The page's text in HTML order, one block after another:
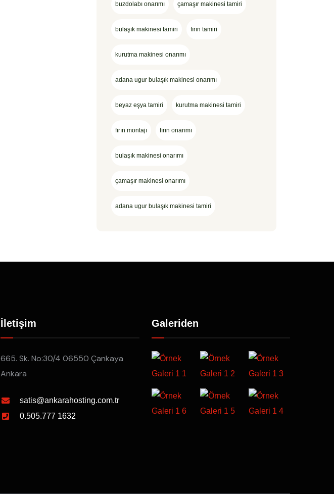
buzdolabı onarımı çamaşır makinesi tamiri
bulaşık makinesi tamiri fırın tamiri
kurutma makinesi onarımı
adana ugur bulaşık makinesi onarımı
beyaz eşya tamiri kurutma makinesi tamiri
fırın montajı fırın onarımı
bulaşık makinesi onarımı
çamaşır makinesi onarımı
adana ugur bulaşık makinesi tamiri
İletişim
665. Sk. No:30/4 06550 Çankaya
Ankara
satis@ankarahosting.com.tr
0.505.777 1632
Galeriden